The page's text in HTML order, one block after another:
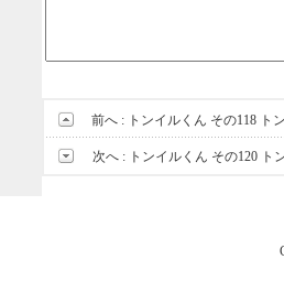
前へ : トンイルくん その118 ト
次へ : トンイルくん その120 ト